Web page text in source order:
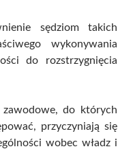
sędziom takich
wykonywania
do rozstrzygnięcia
zawodowe, do których
przyczyniają się
wobec władz i